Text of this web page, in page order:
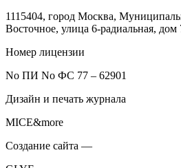
1115404, город Москва,
Восточное, улица 6-радиальная, дом
Номер лицензии
No ПИ No ФС 77 – 62901
Дизайн и печать журнала
MICE&more
Создание сайта —